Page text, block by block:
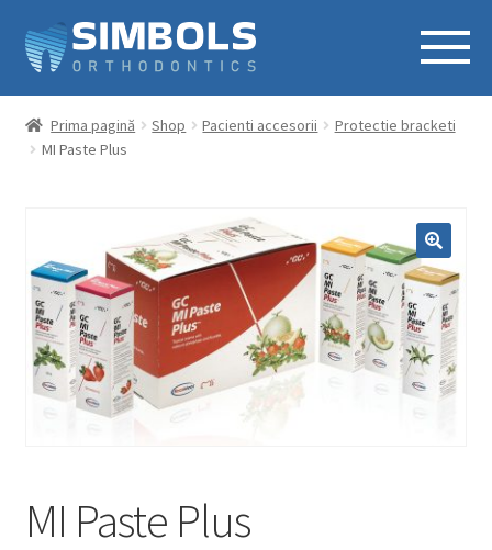
Prima pagină Shop Pacienti accesorii
Protectie bracketi
MI Paste Plus
MI Paste Plus